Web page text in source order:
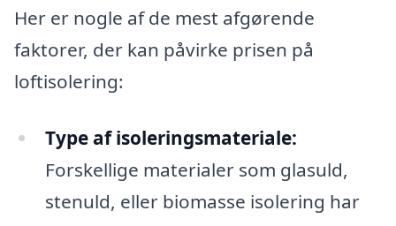
Her er nogle af de mest afgørende
faktorer, der kan påvirke prisen på
loftisolering:
Type af isoleringsmateriale:
Forskellige materialer som glasuld,
stenuld, eller biomasse isolering har